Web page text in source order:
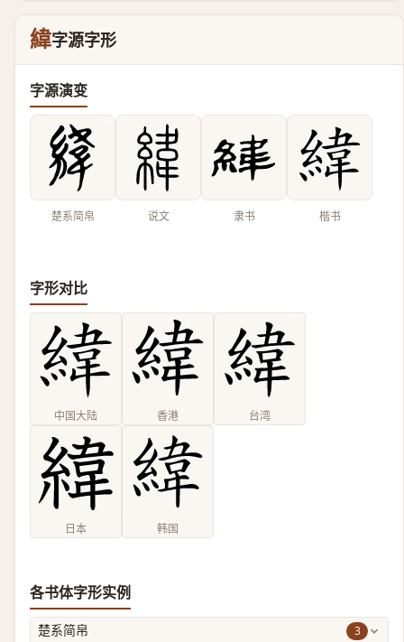
緯字源字形
字源演变
楚系简帛 说文 隶书 楷书
字形对比
中国大陆 香港 台湾
日本 韩国
各书体字形实例
楚系简帛 3